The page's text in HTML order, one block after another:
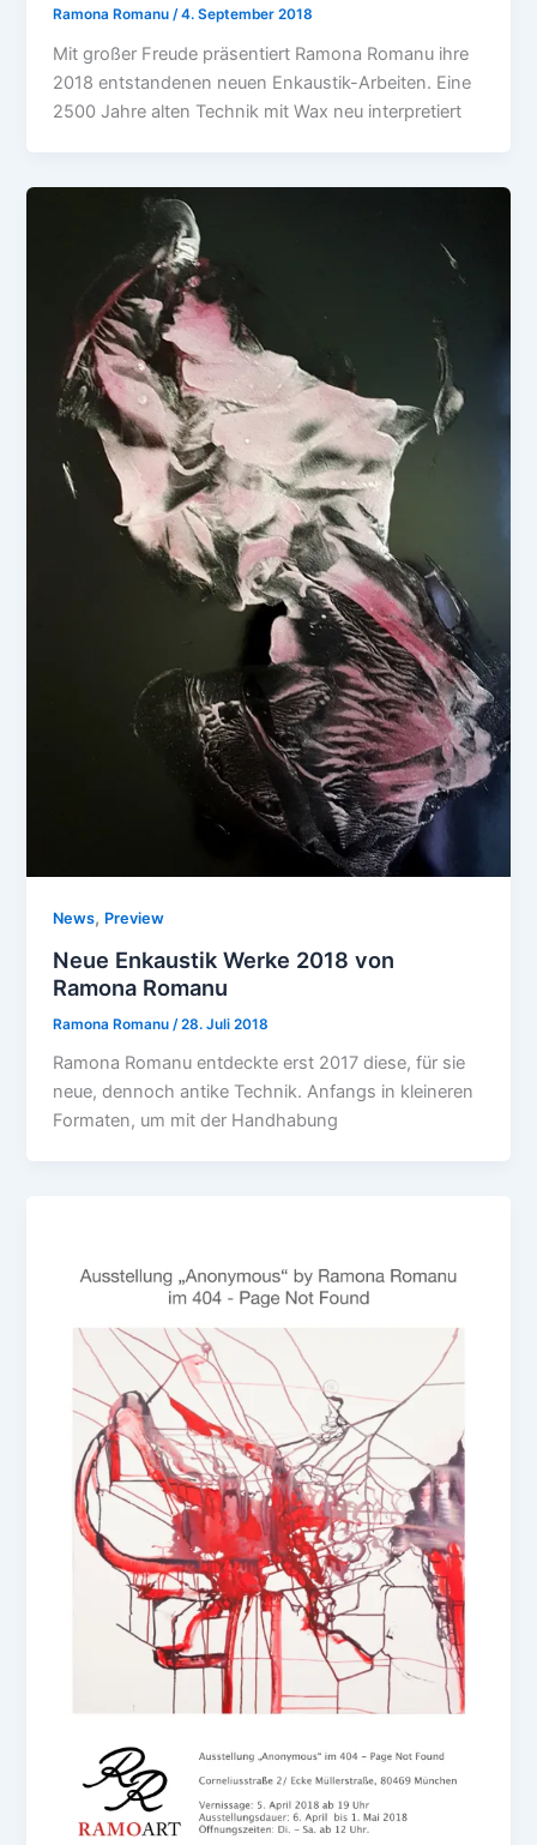
Ramona Romanu/4. September 2018
Mit großer Freude präsentiert Ramona Romanu ihre
2018 entstandenen neuen Enkaustik-Arbeiten. Eine
2500 Jahre alten Technik mit Wax neu interpretiert
News, Preview
Neue Enkaustik Werke 2018 von
Ramona Romanu
Ramona Romanu /28. Juli 2018
Ramona Romanu entdeckte erst 2017 diese, für sie
neue, dennoch antike Technik. Anfangs in kleineren
Formaten, um mit der Handhabung